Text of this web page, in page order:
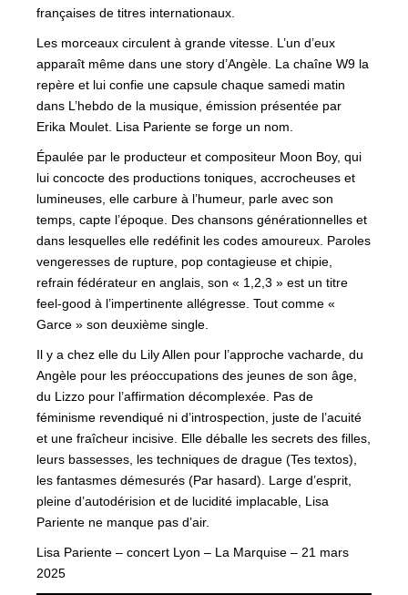
françaises de titres internationaux.
Les morceaux circulent à grande vitesse. L’un d’eux
apparaît même dans une story d’Angèle. La chaîne W9 la
repère et lui confie une capsule chaque samedi matin
dans L’hebdo de la musique, émission présentée par
Erika Moulet. Lisa Pariente se forge un nom.
Épaulée par le producteur et compositeur Moon Boy, qui
lui concocte des productions toniques, accrocheuses et
lumineuses, elle carbure à l’humeur, parle avec son
temps, capte l’époque. Des chansons générationnelles et
dans lesquelles elle redéfinit les codes amoureux. Paroles
vengeresses de rupture, pop contagieuse et chipie,
refrain fédérateur en anglais, son « 1,2,3 » est un titre
feel-good à l’impertinente allégresse. Tout comme «
Garce » son deuxième single.
Il y a chez elle du Lily Allen pour l’approche vacharde, du
Angèle pour les préoccupations des jeunes de son âge,
du Lizzo pour l’affirmation décomplexée. Pas de
féminisme revendiqué ni d’introspection, juste de l’acuité
et une fraîcheur incisive. Elle déballe les secrets des filles,
leurs bassesses, les techniques de drague (Tes textos),
les fantasmes démesurés (Par hasard). Large d’esprit,
pleine d’autodérision et de lucidité implacable, Lisa
Pariente ne manque pas d’air.
Lisa Pariente – concert Lyon – La Marquise – 21 mars
2025